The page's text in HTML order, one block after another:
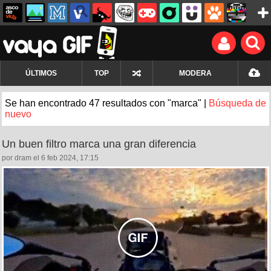
ÚLTIMOS TOP MODERA
Se han encontrado 47 resultados con "marca" |
Búsqueda de
nuevo
Un buen filtro marca una gran diferencia
por dram el 6 feb 2024, 17:15